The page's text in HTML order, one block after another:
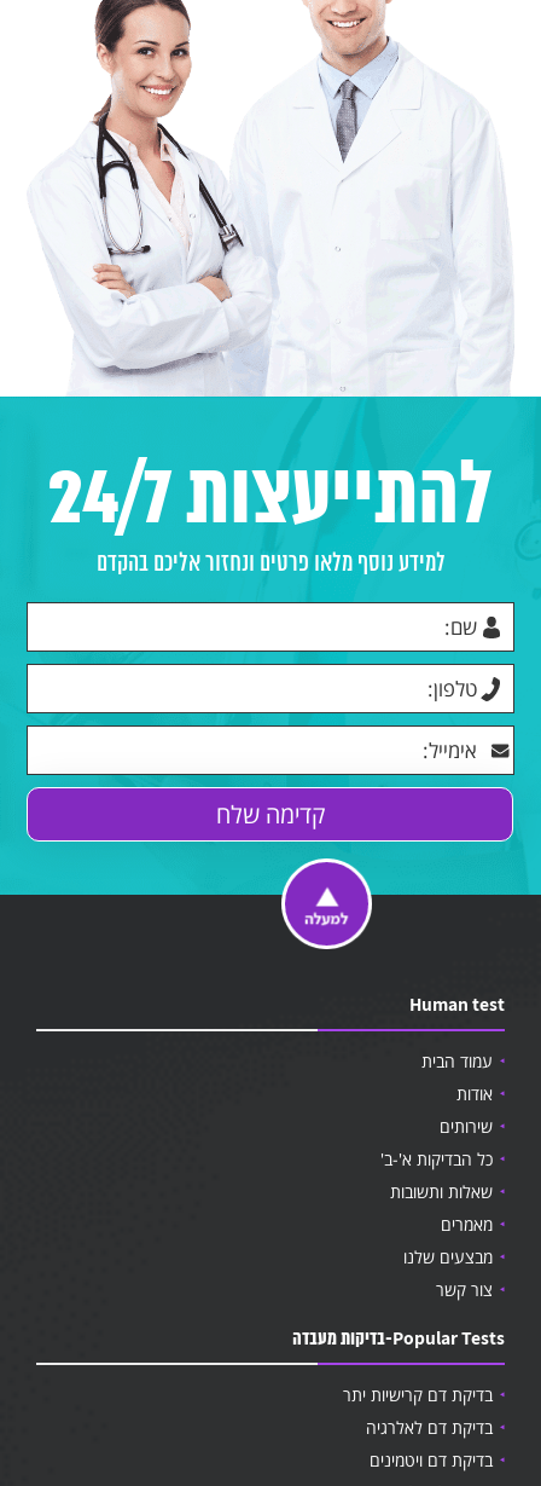
להתייעצות 24/7
למידע נוסף מלאו פרטים ונחזור אליכם בהקדם
Human test
עמוד הבית
אודות
שירותים
כל הבדיקות א'-ב'
שאלות ותשובות
מאמרים
מבצעים שלנו
צור קשר
Popular Tests-בדיקות מעבדה
בדיקת דם קרישיות יתר
בדיקת דם לאלרגיה
בדיקת דם ויטמינים